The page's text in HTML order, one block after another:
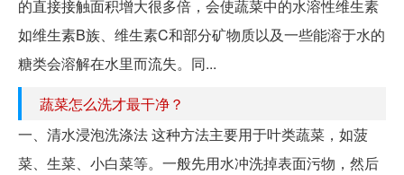
的直接接触面积增大很多倍，会使蔬菜中的水溶性维生素
如维生素B族、维生素C和部分矿物质以及一些能溶于水的
糖类会溶解在水里而流失。同...
蔬菜怎么洗才最干净？
一、清水浸泡洗涤法 这种方法主要用于叶类蔬菜，如菠
菜、生菜、小白菜等。一般先用水冲洗掉表面污物，然后